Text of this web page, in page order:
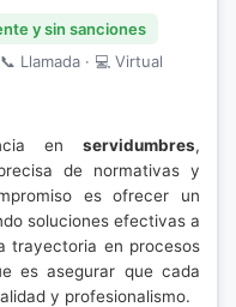
y sin sanciones
Llamada · 💻 Virtual
en servidumbres,
de normativas y
es ofrecer un
soluciones efectivas a
trayectoria en procesos
es asegurar que cada
y profesionalismo.